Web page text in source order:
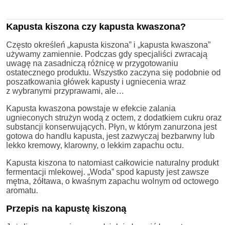
Kapusta kiszona czy kapusta kwaszona?
Często określeń „kapusta kiszona” i „kapusta kwaszona”
używamy zamiennie. Podczas gdy specjaliści zwracają
uwagę na zasadniczą różnicę w przygotowaniu
ostatecznego produktu. Wszystko zaczyna się podobnie od
poszatkowania główek kapusty i ugniecenia wraz
z wybranymi przyprawami, ale…
Kapusta kwaszona powstaje w efekcie zalania
ugnieconych strużyn wodą z octem, z dodatkiem cukru oraz
substancji konserwujących. Płyn, w którym zanurzona jest
gotowa do handlu kapusta, jest zazwyczaj bezbarwny lub
lekko kremowy, klarowny, o lekkim zapachu octu.
Kapusta kiszona to natomiast całkowicie naturalny produkt
fermentacji mlekowej. „Woda” spod kapusty jest zawsze
mętna, żółtawa, o kwaśnym zapachu wolnym od octowego
aromatu.
Przepis na kapustę kiszoną